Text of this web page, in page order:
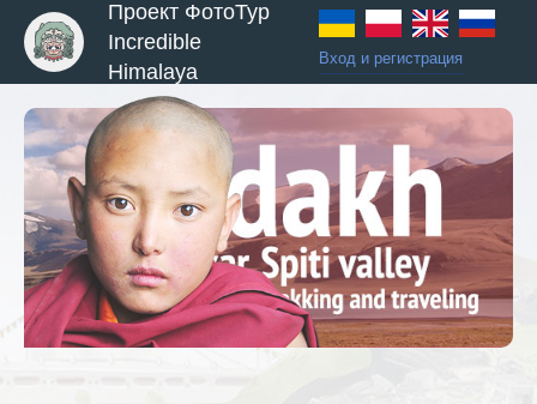
Проект ФотоТур
Incredible
Himalaya
Вход и регистрация